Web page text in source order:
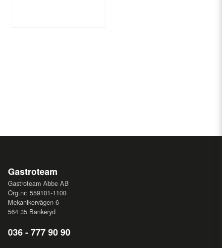
Gastroteam
Gastroteam Abbe AB
Org.nr: 559101-1100
Mekanikervägen 6
564 35 Bankeryd
036 - 777 90 90